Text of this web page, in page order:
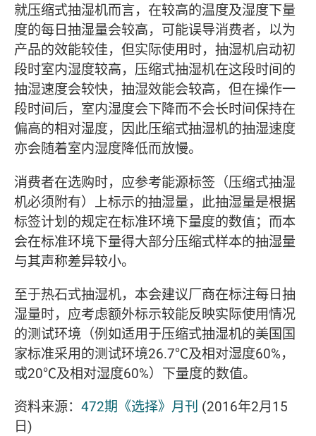
就压缩式抽湿机而言，在较高的温度及湿度下量
度的每日抽湿量会较高，可能误导消费者，以为
产品的效能较佳，但实际使用时，抽湿机启动初
段时室内湿度较高，压缩式抽湿机在这段时间的
抽湿速度会较快，抽湿效能会较高，但在操作一
段时间后，室内湿度会下降而不会长时间保持在
偏高的相对湿度，因此压缩式抽湿机的抽湿速度
亦会随着室内湿度降低而放慢。
消费者在选购时，应参考能源标签（压缩式抽湿
机必须附有）上标示的抽湿量，此抽湿量是根据
标签计划的规定在标准环境下量度的数值；而本
会在标准环境下量得大部分压缩式样本的抽湿量
与其声称差异较小。
至于热石式抽湿机，本会建议厂商在标注每日抽
湿量时，应考虑额外标示较能反映实际使用情况
的测试环境（例如适用于压缩式抽湿机的美国国
家标准采用的测试环境26.7℃及相对湿度60%，
或20℃及相对湿度60%）下量度的数值。
资料来源： 472期《选择》月刊 (2016年2月15
日)